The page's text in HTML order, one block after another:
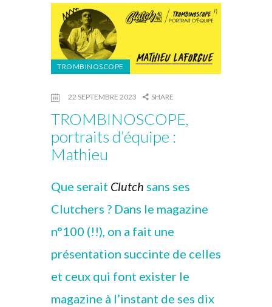
TROMBINOSCOPE
22 SEPTEMBRE 2023 SHARE
TROMBINOSCOPE,
portraits d’équipe :
Mathieu
Que serait Clutch sans ses
Clutchers ? Dans le magazine
n°100 (!!), on a fait une
présentation succinte de celles
et ceux qui font exister le
magazine à l’instant de ses dix